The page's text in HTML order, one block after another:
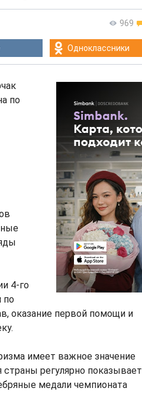
969
Одноклассники
по
4-го
по
оказание первой помощи и
имеет важное значение
регулярно показывает
медали чемпионата